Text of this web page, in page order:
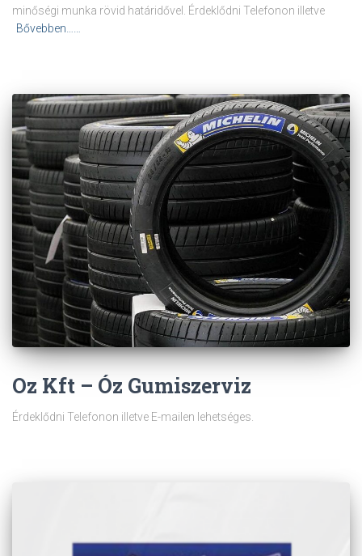
minőségi munka rövid határidővel. Érdeklődni Telefonon illetve
Bővebben……
Oz Kft – Óz Gumiszerviz
Érdeklődni Telefonon illetve E-mailen lehetséges.